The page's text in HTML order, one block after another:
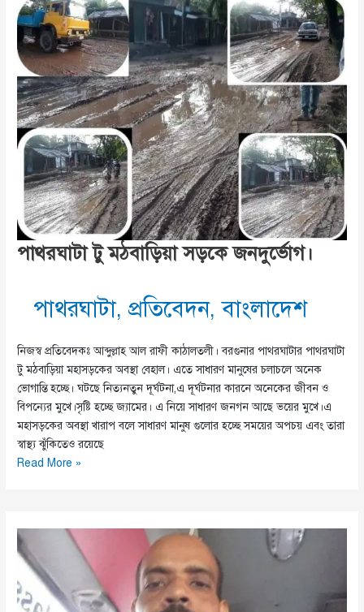
আজ
পাথরঘাটা টু মঠবাড়িয়া সড়কে জনদুর্ভোগ।
পাথরঘাটা,প্রতিবেদন,বাংলাদেশ
নিজস্ব প্রতিবেদকঃ আব্দুল্লাহ আল রাফী কাঠালতলী। বরগুনার পাথরঘাটার পাথরঘাটা
টু মঠবাড়িয়া মহাসড়কের অবস্থা বেহাল। এতে সাধারণ মানুষের চলাচলে অনেক
ভোগান্তি হচ্ছে। ঘটছে নিত্যনতুন দূর্ঘটনা,এ দূর্ঘটনার কারনে অনেকের জীবন ও
বিপন্যের মুখে।সৃষ্টি হচ্ছে জ্যামের। এ নিয়ে সাধারণ জনগন আছে ভয়ের মুখে।এ
মহাসড়কের অবস্থা খারাপ বলে সাধারণ মানুষ গুলোর হচ্ছে সময়ের অপচয় এবং তারা
স্বাস্থ্য ঝুঁকিতেও রয়েছে
পাথরঘাটা
জনদুর্ভোগ।
Read More »